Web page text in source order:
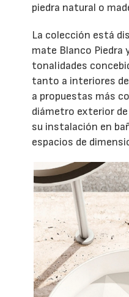
piedra natural o
La colección está
mate Blanco Piedra
tonalidades
tanto a interiores
a propuestas más
diámetro exterior
su instalación en
espacios de